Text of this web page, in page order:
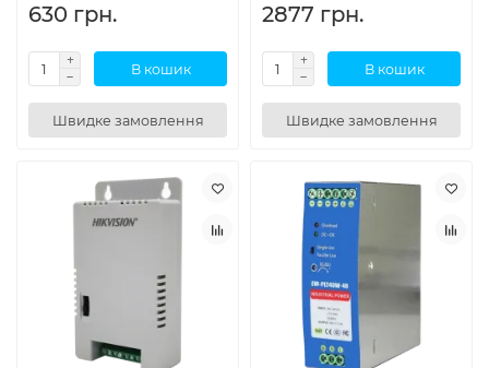
630 грн.
В кошик
Швидке замовлення
2877 грн.
В кошик
Швидке замовлення